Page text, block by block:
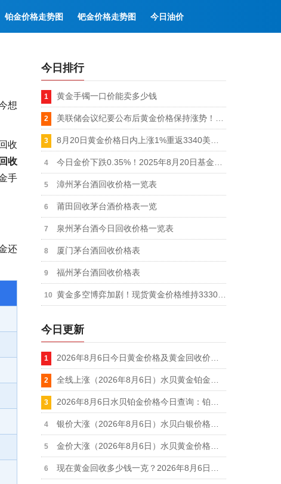
铂金价格走势图 钯金价格走势图 今日油价
想
收
收
手
还
今日排行
黄金手镯一口价能卖多少钱
漳州茅台酒回收价格一览表
莆田回收茅台酒价格表一览
泉州茅台酒今日回收价格一览表
厦门茅台酒回收价格表
福州茅台酒回收价格表
今日更新